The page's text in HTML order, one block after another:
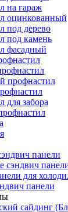
на гараж
оцинкованный
под дерево
под камень
фасадный
профнастил
для забора
панели
сэндвич
для
панели
сайдинг